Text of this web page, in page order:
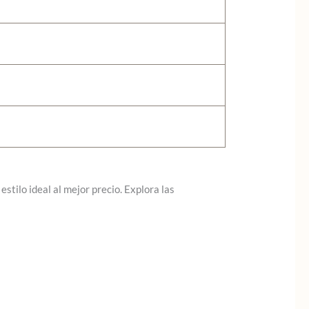
ideal al mejor precio. Explora las